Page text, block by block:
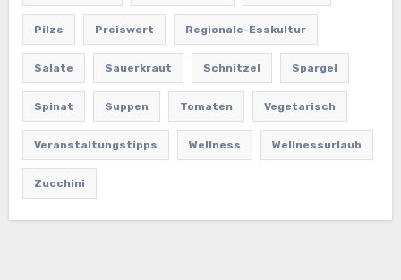
Pilze Preiswert Regionale-Esskultur
Salate Sauerkraut Schnitzel Spargel
Spinat Suppen Tomaten Vegetarisch
Veranstaltungstipps Wellness Wellnessurlaub
Zucchini